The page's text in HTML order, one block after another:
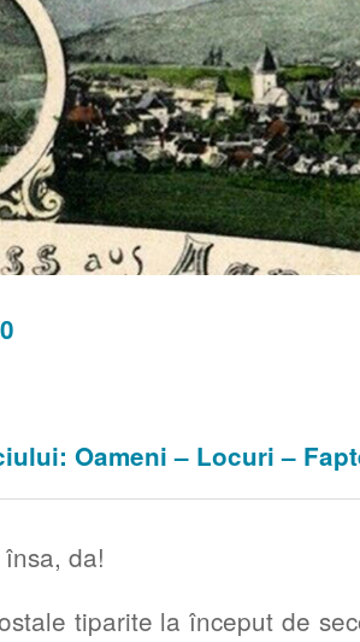
Oameni – Locuri –
da!
tiparite la început de